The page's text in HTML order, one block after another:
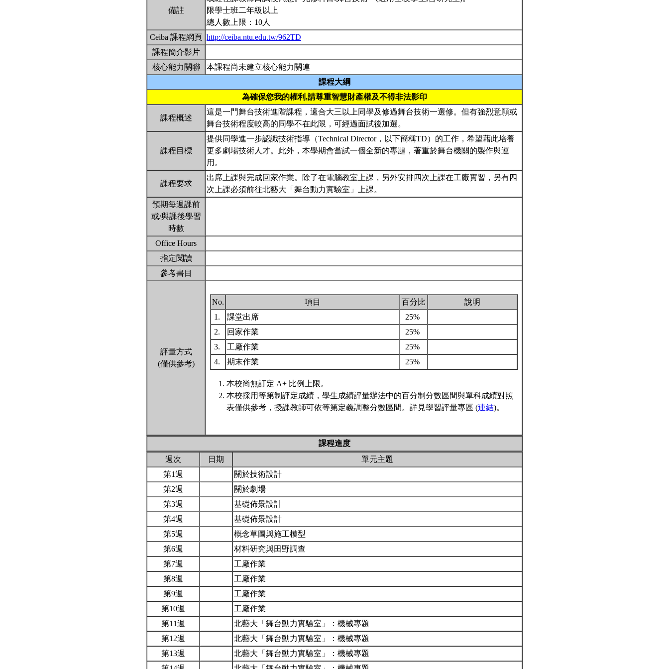
備註
限學士班二年級以上
總人數上限：10人
Ceiba 課程網頁 http://ceiba.ntu.edu.tw/962TD
課程簡介影片
核心能力關聯
本課程尚未建立核心能力關連
課程大綱
為確保您我的權利,請尊重智慧財產權及不得非法影印
課程概述
這是一門舞台技術進階課程，適合大三以上同學及修過舞台技術一選修。但有強烈意願或
舞台技術程度較高的同學不在此限，可經過面試後加選。
課程目標
提供同學進一步認識技術指導（Technical Director，以下簡稱TD）的工作，希望藉此培養
更多劇場技術人才。此外，本學期會嘗試一個全新的專題，著重於舞台機關的製作與運
用。
課程要求
出席上課與完成回家作業。除了在電腦教室上課，另外安排四次上課在工廠實習，另有四
次上課必須前往北藝大「舞台動力實驗室」上課。
預期每週課前
或/與課後學習
時數
Office Hours
指定閱讀
參考書目
評量方式
(僅供參考)
No. 項目 百分比
說明
1.
課堂出席
25%
2.
回家作業
25%
3.
工廠作業
25%
4.
期末作業 25%
本校尚無訂定 A+ 比例上限。
本校採用等第制評定成績，學生成績評量辦法中的百分制分數區間與單科成績對照
表僅供參考，授課教師可依等第定義調整分數區間。詳見學習評量專區 (連結)。
課程進度
週次
日期
單元主題
第1週
關於技術設計
第2週
關於劇場
第3週
基礎佈景設計
第4週
基礎佈景設計
第5週
概念草圖與施工模型
第6週
材料研究與田野調查
第7週
工廠作業
第8週
工廠作業
第9週
工廠作業
第10週
工廠作業
第11週
北藝大「舞台動力實驗室」：機械專題
第12週
北藝大「舞台動力實驗室」：機械專題
第13週
北藝大「舞台動力實驗室」：機械專題